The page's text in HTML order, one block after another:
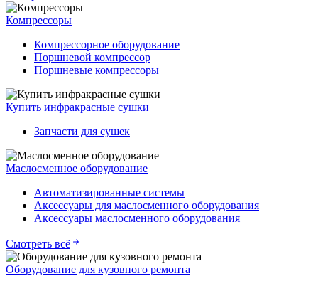
Компрессоры
Компрессорное оборудование
Поршневой компрессор
Поршневые компрессоры
Купить инфракрасные сушки
Запчасти для сушек
Маслосменное оборудование
Автоматизированные системы
Аксессуары для маслосменного оборудования
Аксессуары маслосменного оборудования
Смотреть всё
Оборудование для кузовного ремонта